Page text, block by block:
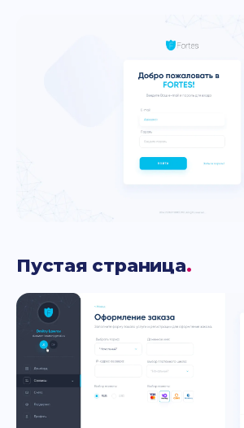
Пустая страница.